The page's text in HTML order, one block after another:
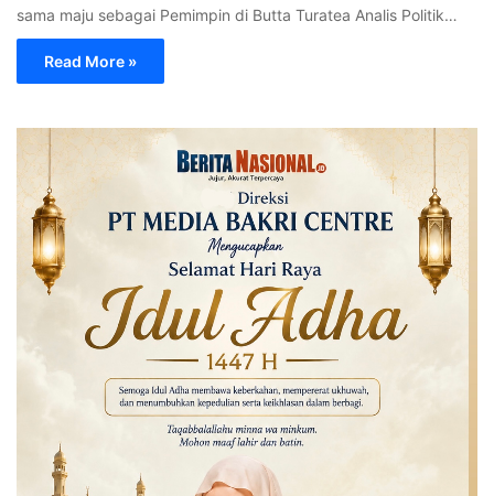
sama maju sebagai Pemimpin di Butta Turatea Analis Politik…
Read More »